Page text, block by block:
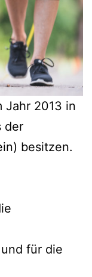
Jahr 2013 in
der
besitzen.
für die